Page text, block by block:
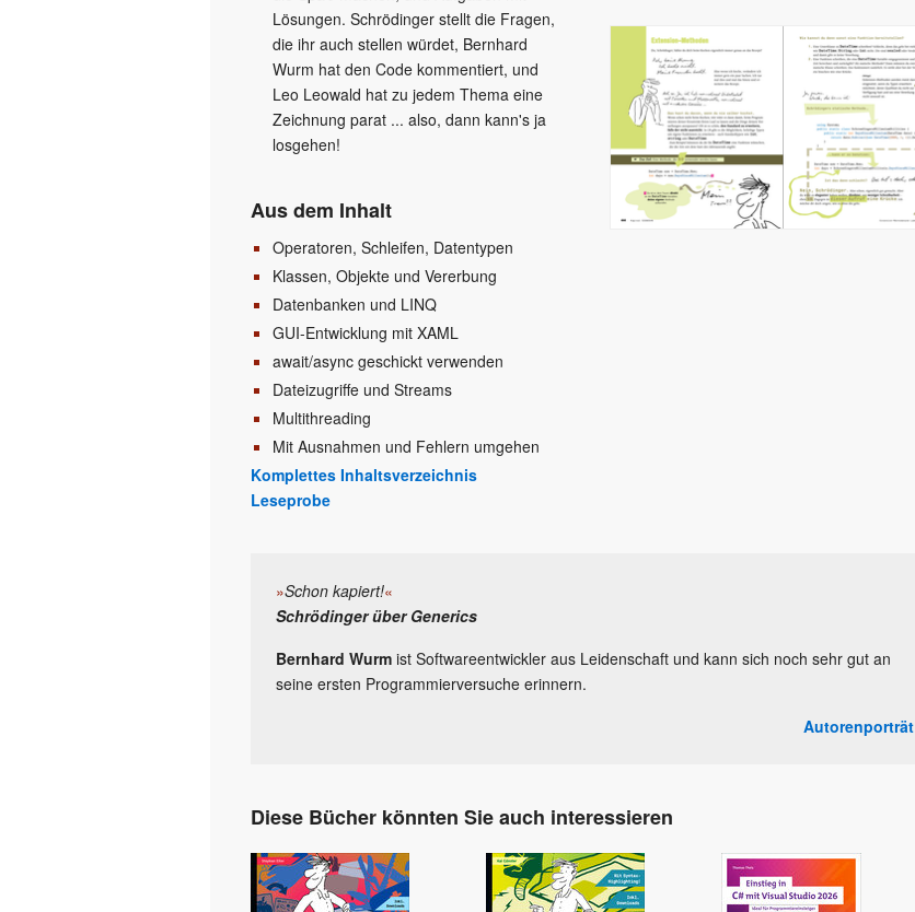
Lösungen. Schrödinger stellt die Fragen,
die ihr auch stellen würdet, Bernhard
Wurm hat den Code kommentiert, und
Leo Leowald hat zu jedem Thema eine
Zeichnung parat ... also, dann kann's ja
losgehen!
Aus dem Inhalt
Operatoren, Schleifen, Datentypen
Klassen, Objekte und Vererbung
Datenbanken und LINQ
GUI-Entwicklung mit XAML
await/async geschickt verwenden
Dateizugriffe und Streams
Multithreading
Mit Ausnahmen und Fehlern umgehen
Komplettes Inhaltsverzeichnis
Leseprobe
»Schon kapiert!«
Schrödinger über Generics
Bernhard Wurm ist Softwareentwickler aus Leidenschaft und kann sich noch sehr gut an
seine ersten Programmierversuche erinnern.
Autorenporträt
Diese Bücher könnten Sie auch interessieren